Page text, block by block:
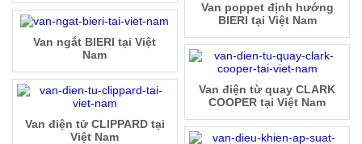
Van poppet định hướng
BIERI tại Việt Nam
Van ngắt BIERI tại Việt
Nam
Van điện từ quay CLARK
COOPER tại Việt Nam
Van điện tử CLIPPARD tại
Việt Nam